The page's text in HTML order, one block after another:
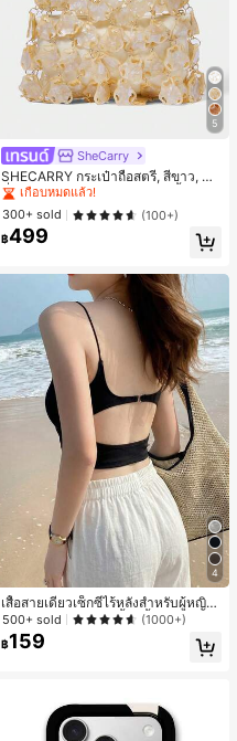
5
SheCarry
SHECARRY กระเป๋าถือสตรี, สีขาว, แฟ
ชั่น, สง่างาม, วันหยุด, งานปาร์ตี้
#1 ขายดี
เกือบหมดแล้ว!
#1 ขายดี
เกือบหมดแล้ว!
#1 ขายดี
เกือบหมดแล้ว!
#1 ขายดี
ใน บรรยากาศฤดูร้อน กระเป๋าหูหิ้วด้านบนผู้หญิง
300+ sold (100+)
฿499
4
เสื้อสายเดี่ยวเซ็กซี่ไร้หลังสำหรับผู้หญิง
พร้อมบราแบบมีฟองน้ำ, เสื้อกล้ามแขน
กุด, เสื้อลำลองสีดำสำหรับฤดูร้อน
500+ sold (1000+)
฿159